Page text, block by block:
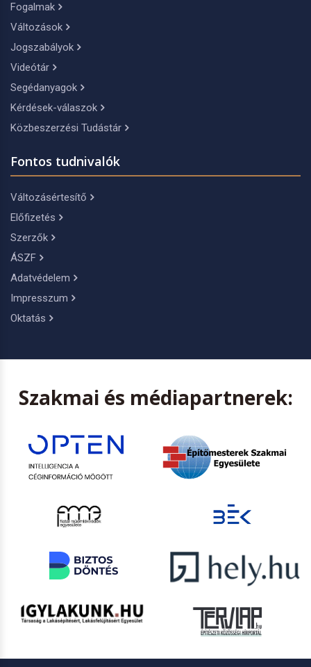
Fogalmak
Változások
Jogszabályok
Videótár
Segédanyagok
Kérdések-válaszok
Közbeszerzési Tudástár
Fontos tudnivalók
Változásértesítő
Előfizetés
Szerzők
ÁSZF
Adatvédelem
Impresszum
Oktatás
Szakmai és médiapartnerek: